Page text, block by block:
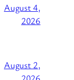
August 4,
2026
August 2,